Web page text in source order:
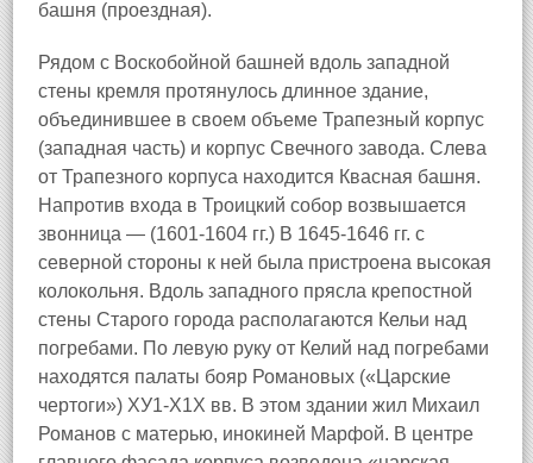
башня (проездная).
Рядом с Воскобойной башней вдоль западной
стены кремля протянулось длинное здание,
объединившее в своем объеме Трапезный корпус
(западная часть) и корпус Свечного завода. Слева
от Трапезного корпуса находится Квасная башня.
Напротив входа в Троицкий собор возвышается
звонница — (1601-1604 гг.) В 1645-1646 гг. с
северной стороны к ней была пристроена высокая
колокольня. Вдоль западного прясла крепостной
стены Старого города располагаются Кельи над
погребами. По левую руку от Келий над погребами
находятся палаты бояр Романовых («Царские
чертоги») ХУ1-Х1Х вв. В этом здании жил Михаил
Романов с матерью, инокиней Марфой. В центре